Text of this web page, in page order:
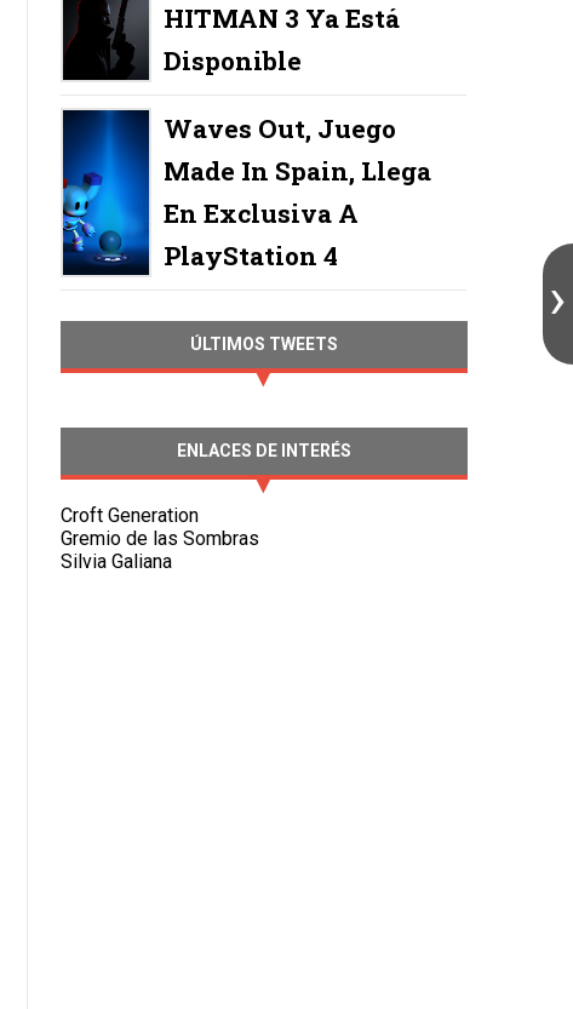
HITMAN 3 Ya Está
Disponible
Waves Out, Juego
Made In Spain, Llega
En Exclusiva A
PlayStation 4
ÚLTIMOS TWEETS
ENLACES DE INTERÉS
Croft Generation
Gremio de las Sombras
Silvia Galiana